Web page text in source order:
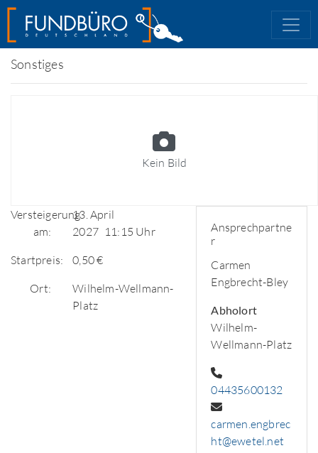
Sonstiges
Kein Bild
Versteigerung
am:
13. April
2027 11:15 Uhr
Startpreis:
0,50 €
Ort:
Wilhelm-Wellmann-
Platz
Ansprechpartne
r
Carmen
Engbrecht-Bley
Abholort
Wilhelm-
Wellmann-Platz
04435600132
carmen.engbrec
ht@ewetel.net